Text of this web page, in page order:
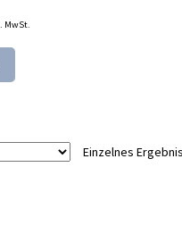
€.
MwSt.
Einzelnes